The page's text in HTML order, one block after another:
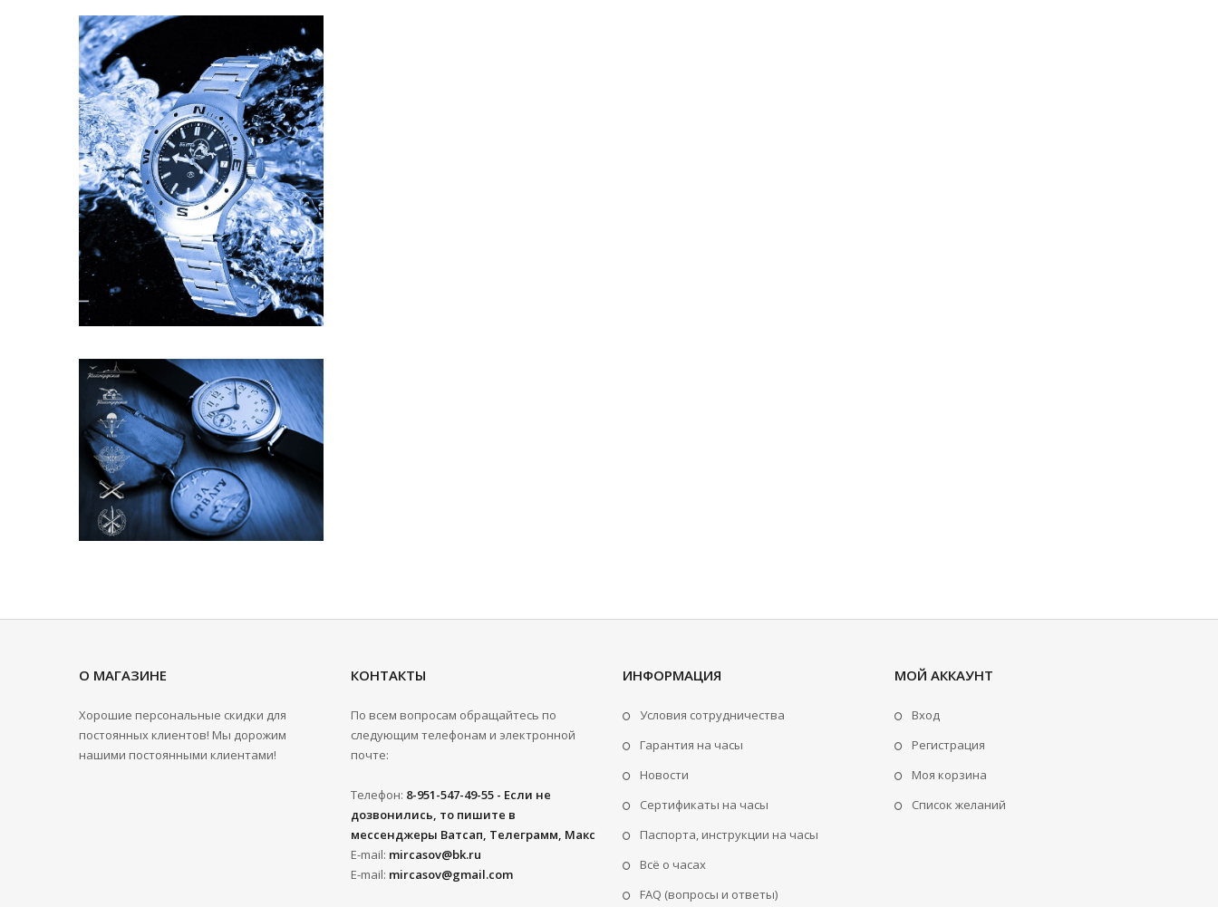
О МАГАЗИНЕ
Хорошие персональные скидки для
постоянных клиентов! Мы дорожим
нашими постоянными клиентами!
КОНТАКТЫ
По всем вопросам обращайтесь по
следующим телефонам и электронной
почте:
Телефон: 8-951-547-49-55 - Если не
дозвонились, то пишите в
мессенджеры Ватсап, Телеграмм, Макс
E-mail: mircasov@bk.ru
E-mail: mircasov@gmail.com
ИНФОРМАЦИЯ
Условия сотрудничества
Гарантия на часы
Новости
Сертификаты на часы
Паспорта, инструкции на часы
Всё о часах
FAQ (вопросы и ответы)
МОЙ АККАУНТ
Вход
Регистрация
Моя корзина
Cписок желаний